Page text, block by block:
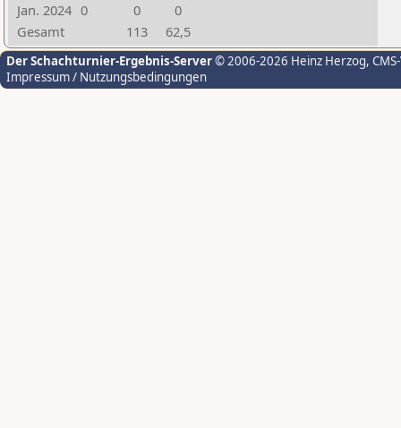
Jan. 2024 0 0
0
Gesamt
113 62,5
Der Schachturnier-Ergebnis-Server© 2006-2026 Heinz Herzog,
Impressum / Nutzungsbedingungen